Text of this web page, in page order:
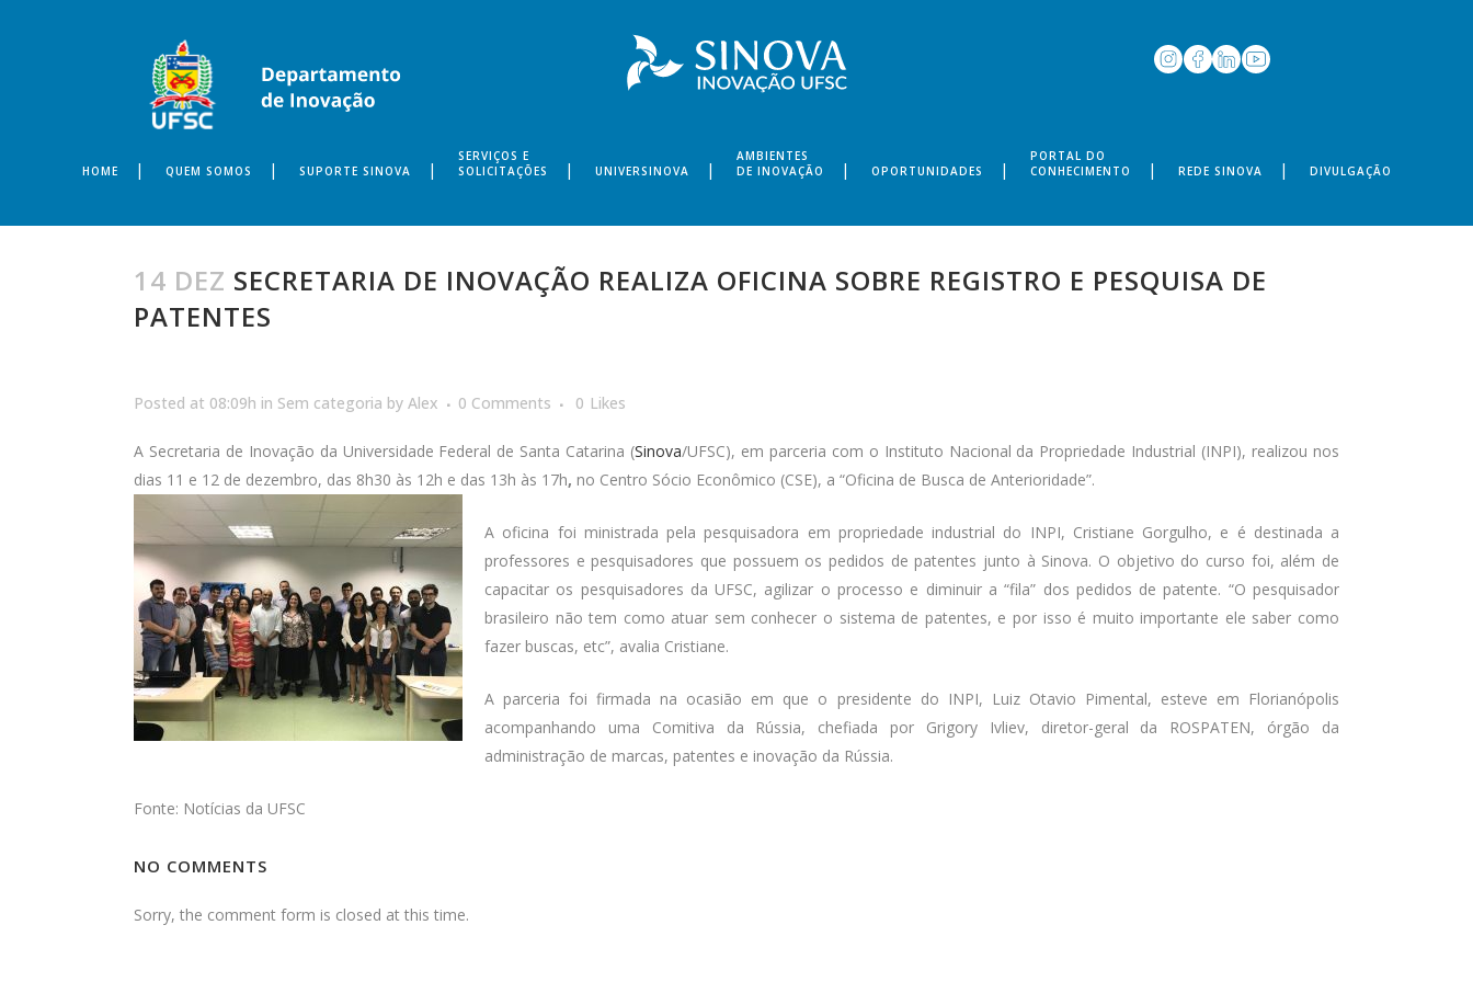
HOME QUEM SOMOS SUPORTE SINOVA
SERVIÇOS E
SOLICITAÇÕES
UNIVERSINOVA
AMBIENTES
DE INOVAÇÃO
OPORTUNIDADES
PORTAL DO
CONHECIMENTO
REDE SINOVA DIVULGAÇÃO
14 DEZ SECRETARIA DE INOVAÇÃO REALIZA OFICINA SOBRE REGISTRO E PESQUISA DE
PATENTES
Posted at 08:09h in Sem categoria by Alex 0 Comments 0 Likes
A Secretaria de Inovação da Universidade Federal de Santa Catarina (Sinova/UFSC), em parceria com o Instituto Nacional da Propriedade Industrial (INPI), realizou nos
dias 11 e 12 de dezembro, das 8h30 às 12h e das 13h às 17h, no Centro Sócio Econômico (CSE), a “Oficina de Busca de Anterioridade”.
A oficina foi ministrada pela pesquisadora em propriedade industrial do INPI, Cristiane Gorgulho, e é destinada a
professores e pesquisadores que possuem os pedidos de patentes junto à Sinova. O objetivo do curso foi, além de
capacitar os pesquisadores da UFSC, agilizar o processo e diminuir a “fila” dos pedidos de patente. “O pesquisador
brasileiro não tem como atuar sem conhecer o sistema de patentes, e por isso é muito importante ele saber como
fazer buscas, etc”, avalia Cristiane.
A parceria foi firmada na ocasião em que o presidente do INPI, Luiz Otavio Pimental, esteve em Florianópolis
acompanhando uma Comitiva da Rússia, chefiada por Grigory Ivliev, diretor-geral da ROSPATEN, órgão da
administração de marcas, patentes e inovação da Rússia.
Fonte: Notícias da UFSC
NO COMMENTS
Sorry, the comment form is closed at this time.